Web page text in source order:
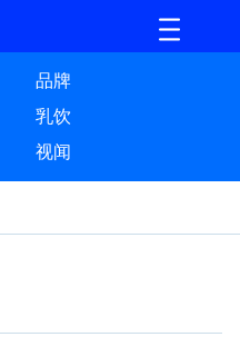
品牌
乳饮
视闻